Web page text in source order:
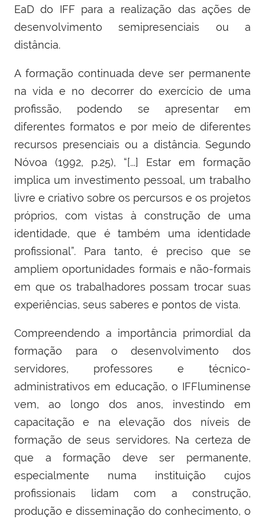
EaD do IFF para a realização das ações de
desenvolvimento semipresenciais ou a
distância.
A formação continuada deve ser permanente
na vida e no decorrer do exercício de uma
profissão, podendo se apresentar em
diferentes formatos e por meio de diferentes
recursos presenciais ou a distância. Segundo
Nóvoa (1992, p.25), “[...] Estar em formação
implica um investimento pessoal, um trabalho
livre e criativo sobre os percursos e os projetos
próprios, com vistas à construção de uma
identidade, que é também uma identidade
profissional”. Para tanto, é preciso que se
ampliem oportunidades formais e não-formais
em que os trabalhadores possam trocar suas
experiências, seus saberes e pontos de vista.
Compreendendo a importância primordial da
formação para o desenvolvimento dos
servidores, professores e técnico-
administrativos em educação, o IFFluminense
vem, ao longo dos anos, investindo em
capacitação e na elevação dos níveis de
formação de seus servidores. Na certeza de
que a formação deve ser permanente,
especialmente numa instituição cujos
profissionais lidam com a construção,
produção e disseminação do conhecimento, o